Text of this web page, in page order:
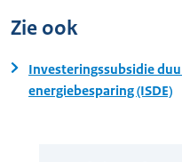
Zie ook
Investeringssubsidie
energiebesparing (ISDE)